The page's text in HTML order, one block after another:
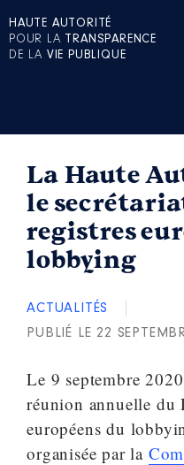
HAUTE AUTORITÉ
POUR LA TRANSPARENCE
DE LA VIE PUBLIQUE
La Haute
le
registres
lobbying
ACTUALITÉS
PUBLIÉ LE 22
Le 9 septembre
réunion annuelle du
européens du
organisée par la